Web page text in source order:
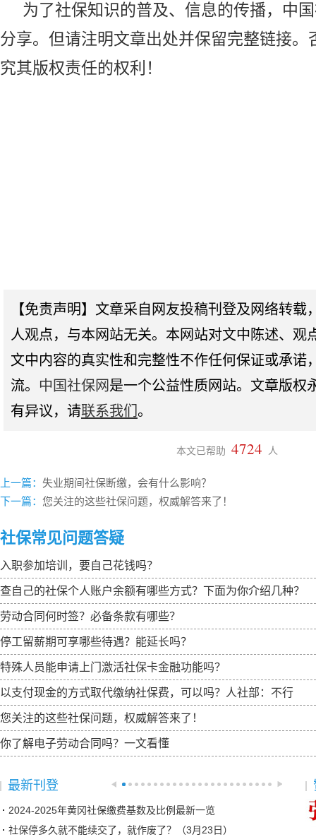
为了社保知识的普及、信息的传播， 中
分享。但请注明文章出处并保留完整链接。
究其版权责任的权利！
【免责声明】文章采自网友投稿刊登及网络转载
人观点，与本网站无关。本网站对文中陈述、观
文中内容的真实性和完整性不作任何保证或承诺
流。 中国社保网 是一个公益性质网站。文章版权
有异议，请联系我们 。
本文已帮助 4724 人
上一篇： 失业期间社保断缴，会有什么影响？
下一篇： 您关注的这些社保问题，权威解答来了！
社保常见问题答疑
入职参加培训，要自己花钱吗？
查自己的社保个人账户余额有哪些方式？下面为你介绍几种？
劳动合同何时签？必备条款有哪些？
停工留薪期可享哪些待遇？能延长吗？
特殊人员能申请上门激活社保卡金融功能吗？
以支付现金的方式取代缴纳社保费，可以吗？人社部：不行
您关注的这些社保问题，权威解答来了！
你了解电子劳动合同吗？一文看懂
最新刊登
2024-2025年黄冈社保缴费基数及比例最新一览
社保停多久就不能续交了，就作废了？（3月23日）